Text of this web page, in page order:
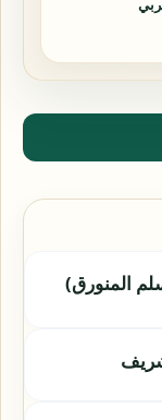
المنورق)